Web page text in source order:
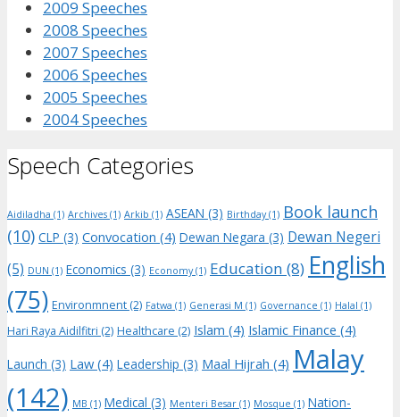
2009 Speeches
2008 Speeches
2007 Speeches
2006 Speeches
2005 Speeches
2004 Speeches
Speech Categories
Aidiladha (1) Archives (1) Arkib (1) ASEAN (3) Birthday(1) Book launch
(10) CLP (3) Convocation (4) Dewan Negara (3) Dewan Negeri
(5) DUN (1) Economics (3) Economy(1) Education (8) English
(75) Environmnent (2) Fatwa (1) Generasi M (1) Governance (1) Halal (1)
Hari Raya Aidilfitri (2) Healthcare (2) Islam (4) Islamic Finance (4)
Launch (3) Law (4) Leadership (3) Maal Hijrah (4) Malay
(142) MB (1) Medical (3) Menteri Besar (1) Mosque (1) Nation-